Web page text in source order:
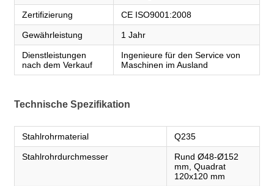
Zertifizierung CE ISO9001:2008
Gewährleistung 1 Jahr
Dienstleistungen
nach dem Verkauf
Ingenieure für den Service von
Maschinen im Ausland
Technische Spezifikation
Stahlrohrmaterial Q235
Stahlrohrdurchmesser
Rund Ø48-Ø152
mm, Quadrat
120x120 mm